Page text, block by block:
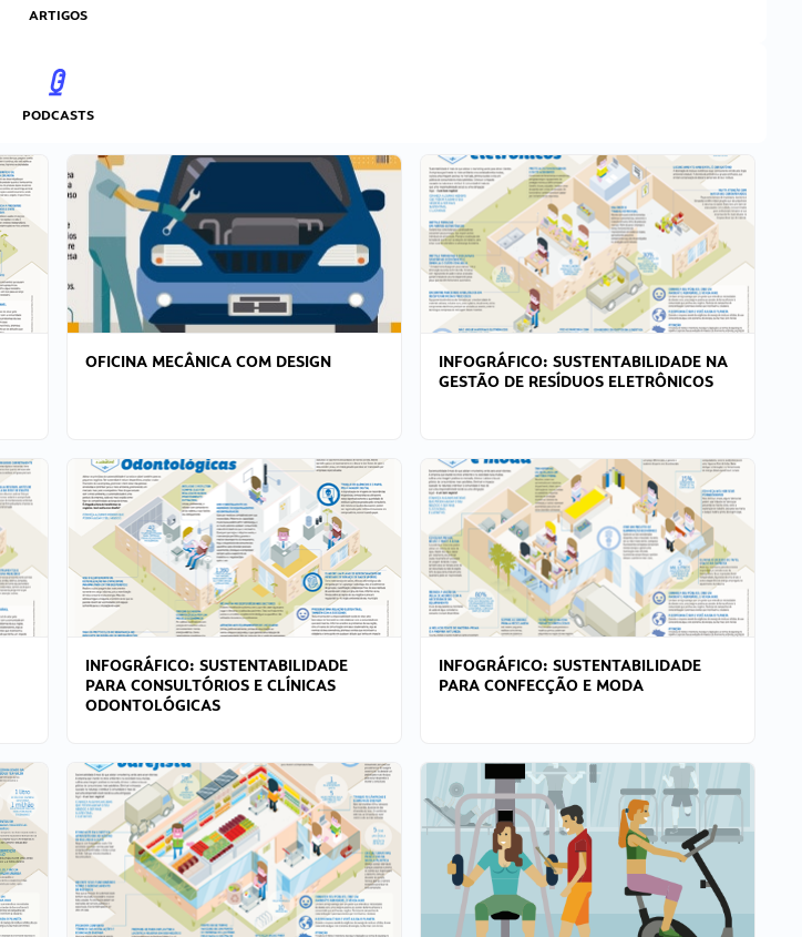
ARTIGOS
PODCASTS
OFICINA MECÂNICA COM DESIGN
INFOGRÁFICO: SUSTENTABILIDADE NA
GESTÃO DE RESÍDUOS ELETRÔNICOS
INFOGRÁFICO: SUSTENTABILIDADE
PARA CONSULTÓRIOS E CLÍNICAS
ODONTOLÓGICAS
INFOGRÁFICO: SUSTENTABILIDADE
PARA CONFECÇÃO E MODA